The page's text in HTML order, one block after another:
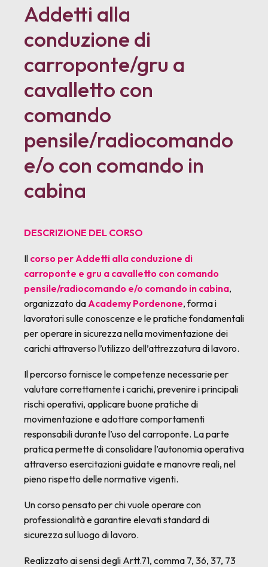
Addetti alla
conduzione di
carroponte/gru a
cavalletto con
comando
pensile/radiocomando
e/o con comando in
cabina
DESCRIZIONE DEL CORSO
Il corso per Addetti alla conduzione di
carroponte e gru a cavalletto con comando
pensile/radiocomando e/o comando in cabina,
organizzato daAcademy Pordenone, forma i
lavoratori sulle conoscenze e le pratiche fondamentali
per operare in sicurezza nella movimentazione dei
carichi attraverso l’utilizzo dell’attrezzatura di lavoro.
Il percorso fornisce le competenze necessarie per
valutare correttamente i carichi, prevenire i principali
rischi operativi, applicare buone pratiche di
movimentazione e adottare comportamenti
responsabili durante l’uso del carroponte. La parte
pratica permette di consolidare l’autonomia operativa
attraverso esercitazioni guidate e manovre reali, nel
pieno rispetto delle normative vigenti.
Un corso pensato per chi vuole operare con
professionalità e garantire elevati standard di
sicurezza sul luogo di lavoro.
Realizzato ai sensi degli Artt.71, comma 7, 36, 37, 73